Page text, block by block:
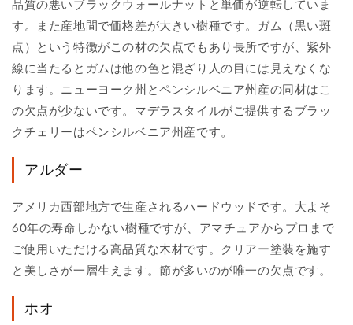
品質の悪いブラックウォールナットと単価が逆転していま
す。また産地間で価格差が大きい樹種です。ガム（黒い斑
点）という特徴がこの材の欠点でもあり長所ですが、紫外
線に当たるとガムは他の色と混ざり人の目には見えなくな
ります。ニューヨーク州とペンシルベニア州産の同材はこ
の欠点が少ないです。マデラスタイルがご提供するブラッ
クチェリーはペンシルベニア州産です。
アルダー
アメリカ西部地方で生産されるハードウッドです。大よそ
60年の寿命しかない樹種ですが、アマチュアからプロまで
ご使用いただける高品質な木材です。クリアー塗装を施す
と美しさが一層生えます。節が多いのが唯一の欠点です。
ホオ